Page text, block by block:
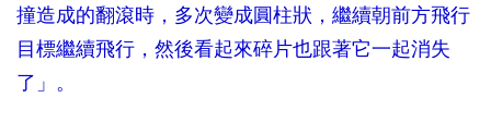
撞造成的翻滾時，多次變成圓柱狀，繼續朝前方飛行
目標繼續飛行，然後看起來碎片也跟著它一起消失
了」。